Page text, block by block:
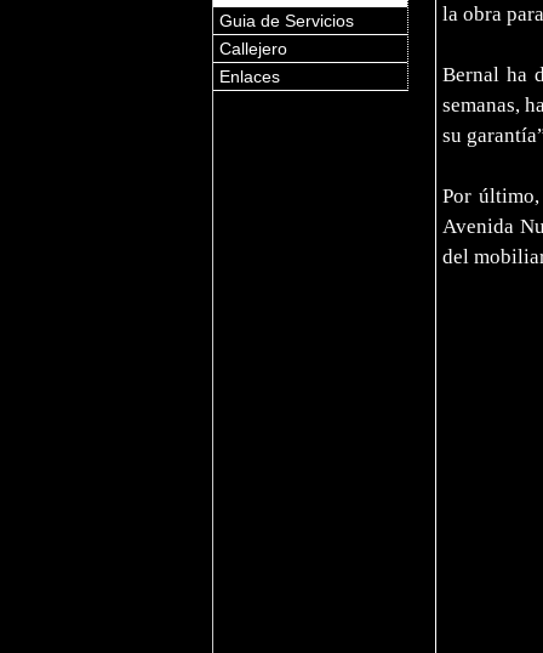
Guia de Servicios
Callejero
Enlaces
la obra
Bernal ha
semanas,
su
Por
Avenida
del